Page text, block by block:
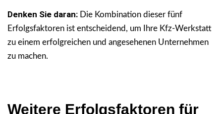
Denken Sie daran: Die Kombination dieser fünf
Erfolgsfaktoren ist entscheidend, um Ihre Kfz-Werkstatt
zu einem erfolgreichen und angesehenen Unternehmen
zu machen.
Weitere Erfolgsfaktoren für